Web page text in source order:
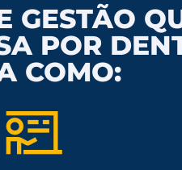
GESTÃO
POR
COMO: